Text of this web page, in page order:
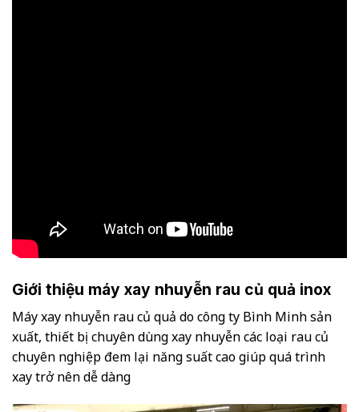
Giới thiệu máy xay nhuyễn rau củ quả inox
Máy xay nhuyễn rau củ quả do công ty Bình Minh sản
xuất, thiết bị chuyên dùng xay nhuyễn các loại rau củ
chuyên nghiệp đem lại năng suất cao giúp quá trình
xay trở nên dễ dàng